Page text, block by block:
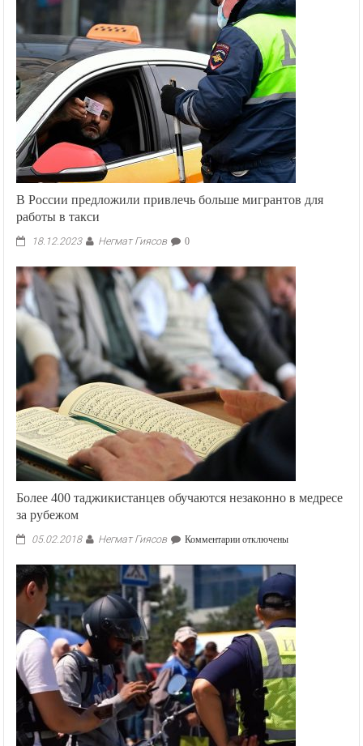
В России предложили привлечь больше мигрантов для
работы в такси
18.12.2023 Негмат Гиясов 0
Более 400 таджикистанцев обучаются незаконно в медресе
за рубежом
05.02.2018 Негмат Гиясов Комментариик
Более
400
таджикистанцев
обучаются
незаконно
в
медресе
рубежом
отключены